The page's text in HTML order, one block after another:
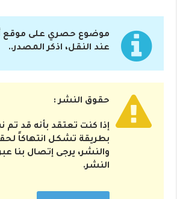
موضوع حصري على موقع
عند النقل، اذكر المصدر..
حقوق النشر :
إذا كنت تعتقد بأنه قد
بطريقة تشكل انتهاكاً
والنشر، يرجى إتصال بنا
النشر.